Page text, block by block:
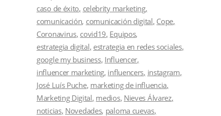
caso de éxito celebrity marketing
comunicación comunicación digital Cope
Coronavirus covid19 Equipos
estrategia digital estrategia en redes sociales
google my business Influencer
influencer marketing influencers instagram
José Luís Puche marketing de influencia
Marketing Digital medios Nieves Álvarez
noticias Novedades paloma cuevas